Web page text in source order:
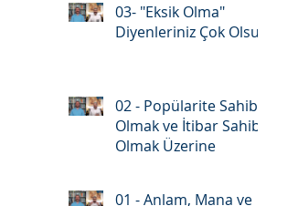
03- "Eksik Olma"
Diyenleriniz Çok Olsun
02 - Popülarite Sahibi
Olmak ve İtibar Sahibi
Olmak Üzerine
01 - Anlam, Mana ve